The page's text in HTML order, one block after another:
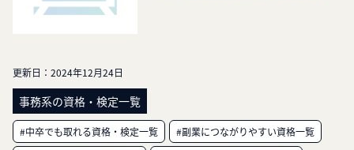
更新日： 2024年12月24日
事務系の資格・検定一覧
#中卒でも取れる資格・検定一覧
#副業につながりやすい資格一覧